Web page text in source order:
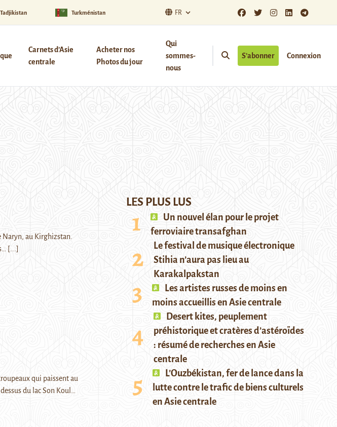
Tadjikistan Turkménistan FR
Carnets d’Asie
centrale
Acheter nos
Photos du jour
Qui
sommes-
nous
S’abonner Connexion
Naryn, au Kirghizstan.
[...]
qui paissent au
du lac Son Koul…
LES PLUS LUS
Un nouvel élan pour le projet
ferroviaire transafghan
Le festival de musique électronique
Stihia n’aura pas lieu au
Karakalpakstan
Les artistes russes de moins en
moins accueillis en Asie centrale
Desert kites, peuplement
préhistorique et cratères d’astéroïdes
: résumé de recherches en Asie
centrale
L’Ouzbékistan, fer de lance dans la
lutte contre le trafic de biens culturels
en Asie centrale